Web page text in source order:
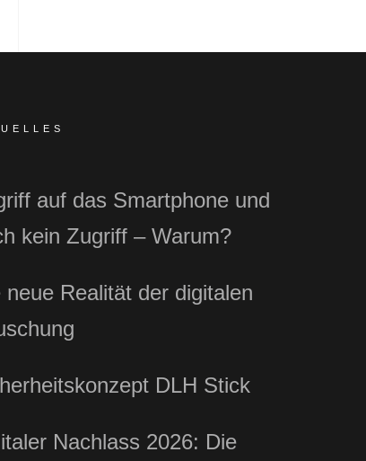
auf das Smartphone und
kein Zugriff – Warum?
neue Realität der digitalen
DLH Stick
Nachlass 2026: Die